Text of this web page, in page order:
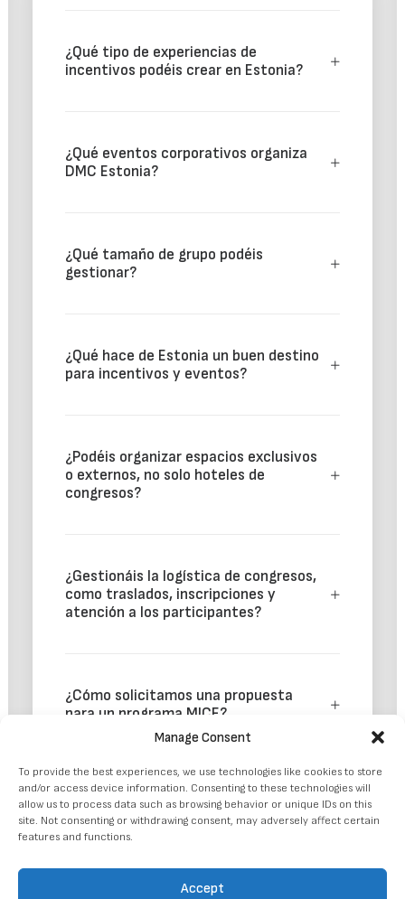
Manage Consent
To provide the best experiences, we use technologies like cookies to store
and/or access device information. Consenting to these technologies will
allow us to process data such as browsing behavior or unique IDs on this
site. Not consenting or withdrawing consent, may adversely affect certain
features and functions.
Accept
¿Qué tipo de experiencias de
incentivos podéis crear en Estonia?
¿Qué eventos corporativos organiza
DMC Estonia?
¿Qué tamaño de grupo podéis
gestionar?
¿Qué hace de Estonia un buen destino
para incentivos y eventos?
¿Podéis organizar espacios exclusivos
o externos, no solo hoteles de
congresos?
¿Gestionáis la logística de congresos,
como traslados, inscripciones y
atención a los participantes?
¿Cómo solicitamos una propuesta
para un programa MICE?